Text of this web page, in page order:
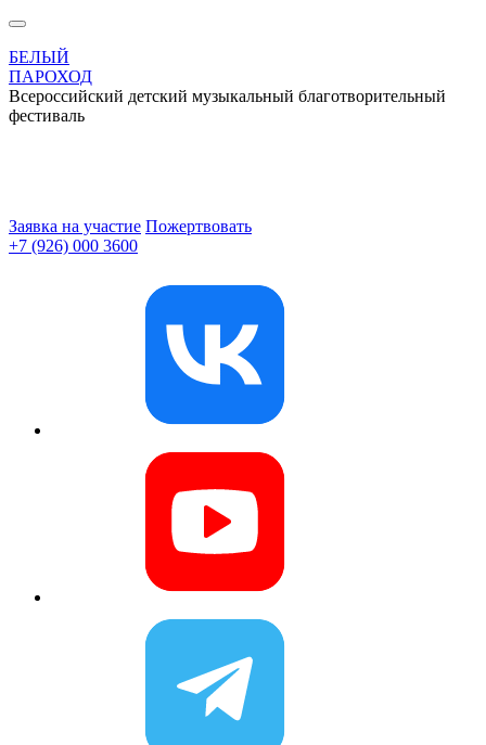
БЕЛЫЙ
ПАРОХОД
Всероссийский детский музыкальный благотворительный
фестиваль
Заявка на участие Пожертвовать
+7 (926) 000 3600